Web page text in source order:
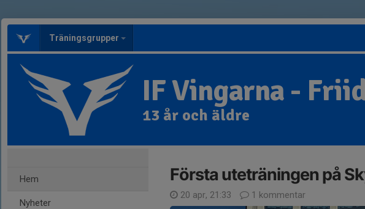
Träningsgrupper
IF Vingarna -
13 år och äldre
Hem
Nyheter
Första uteträningen på
20 apr, 21:33 1 kommentar